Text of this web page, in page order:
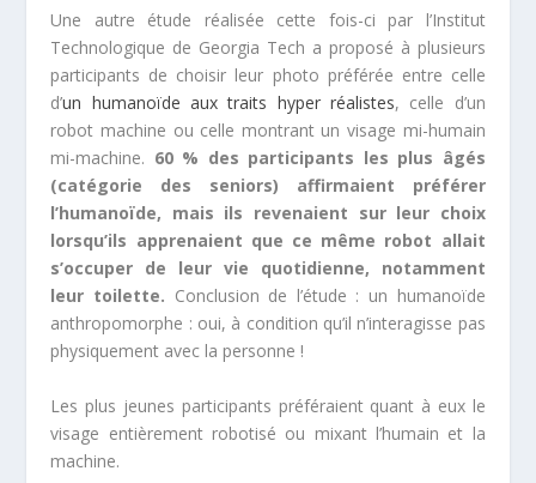
Une autre étude réalisée cette fois-ci par l’Institut
Technologique de Georgia Tech a proposé à plusieurs
participants de choisir leur photo préférée entre celle
d’un humanoïde aux traits hyper réalistes, celle d’un
robot machine ou celle montrant un visage mi-humain
mi-machine. 60 % des participants les plus âgés
(catégorie des seniors) affirmaient préférer
l’humanoïde, mais ils revenaient sur leur choix
lorsqu’ils apprenaient que ce même robot allait
s’occuper de leur vie quotidienne, notamment
leur toilette. Conclusion de l’étude : un humanoïde
anthropomorphe : oui, à condition qu’il n’interagisse pas
physiquement avec la personne !
Les plus jeunes participants préféraient quant à eux le
visage entièrement robotisé ou mixant l’humain et la
machine.